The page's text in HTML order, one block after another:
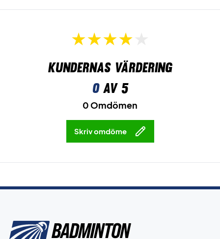
Kundernas värdering
0av 5
0 Omdömen
Skriv omdöme